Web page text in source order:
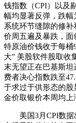
钱指数（CPI）以及
幅均显著反弹，跌幅
系统环节缝隙的修
价周五遍及暴跌，
特原油价钱收于每桶
大” 美股软件股取收
末无望正在巴基斯
费者决心指数跌至
于求过于供形态的股
金价取银价本周均上
美国3月CPI数据